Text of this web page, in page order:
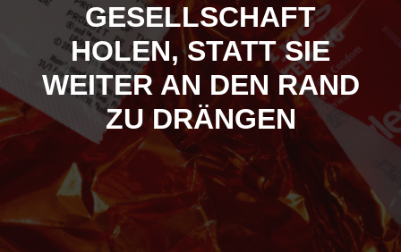
GESELL­SCHAFT
HOLEN, STATT SIE
WEI­TER AN DEN RAND
ZU DRÄNGEN